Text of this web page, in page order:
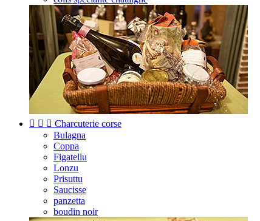
   Charcuterie corse
Bulagna
Coppa
Figatellu
Lonzu
Prisuttu
Saucisse
panzetta
boudin noir